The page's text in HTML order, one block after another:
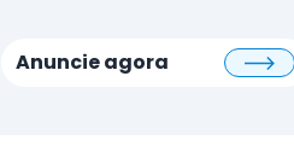
Anuncie agora